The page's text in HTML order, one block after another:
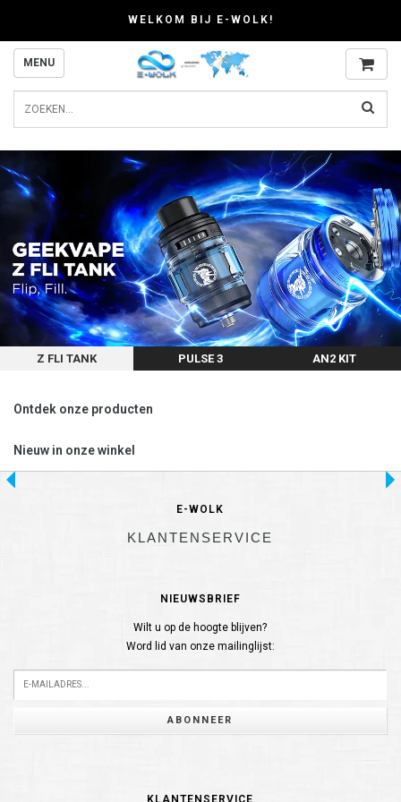
WELKOM BIJ E-WOLK!
MENU
Z FLI TANK PULSE 3 AN2 KIT
Ontdek onze producten
Nieuw in onze winkel
E-WOLK
KLANTENSERVICE
NIEUWSBRIEF
Wilt u op de hoogte blijven?
Word lid van onze mailinglijst:
ABONNEER
KLANTENSERVICE